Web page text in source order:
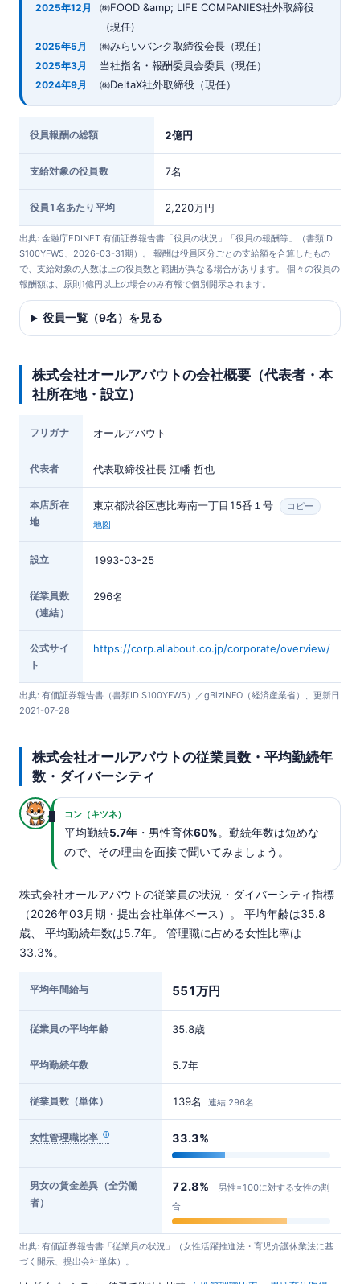
2025年12月
㈱FOOD &amp; LIFE COMPANIES社外取締役
(現任)
2025年5月 ㈱みらいバンク取締役会長（現任）
2025年3月 当社指名・報酬委員会委員（現任）
2024年9月 ㈱DeltaX社外取締役（現任）
役員報酬の総額 2億円
支給対象の役員数 7名
役員1名あたり平均 2,220万円
出典: 金融庁EDINET 有価証券報告書「役員の状況」「役員の報酬等」（書類ID
S100YFW5、2026-03-31期）。 報酬は役員区分ごとの支給額を合算したもの
で、支給対象の人数は上の役員数と範囲が異なる場合があります。 個々の役員の
報酬額は、原則1億円以上の場合のみ有報で個別開示されます。
役員一覧（9名）を見る
株式会社オールアバウトの会社概要（代表者・本
社所在地・設立）
フリガナ オールアバウト
代表者 代表取締役社長 江幡 哲也
本店所在
地
東京都渋谷区恵比寿南一丁目15番１号 コピー
地図
設立 1993-03-25
従業員数
（連結）
296名
公式サイ
ト
https://corp.allabout.co.jp/corporate/overview/
出典: 有価証券報告書（書類ID S100YFW5）／gBizINFO（経済産業省）、更新日
2021-07-28
株式会社オールアバウトの従業員数・平均勤続年
数・ダイバーシティ
コン（キツネ）
平均勤続5.7年 ・男性育休60%。勤続年数は短めな
ので、その理由を面接で聞いてみましょう。
株式会社オールアバウトの従業員の状況・ダイバーシティ指標
（2026年03月期・提出会社単体ベース）。 平均年齢は35.8
歳、 平均勤続年数は5.7年。 管理職に占める女性比率は
33.3%。
平均年間給与 551万円
従業員の平均年齢 35.8歳
平均勤続年数 5.7年
従業員数（単体） 139名 連結 296名
女性管理職比率 33.3%
男女の賃金差異（全労働
者）
72.8%
男性=100に対する女性の割
合
出典: 有価証券報告書「従業員の状況」（女性活躍推進法・育児介護休業法に基
づく開示、提出会社単体）。